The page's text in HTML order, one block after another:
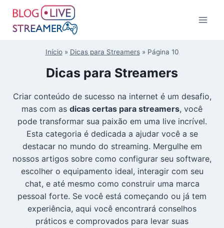
Início» Dicas para Streamers» Página 10
Dicas para Streamers
Criar conteúdo de sucesso na internet é um desafio,
mas com as dicas certas para streamers, você
pode transformar sua paixão em uma live incrível.
Esta categoria é dedicada a ajudar você a se
destacar no mundo do streaming. Mergulhe em
nossos artigos sobre como configurar seu software,
escolher o equipamento ideal, interagir com seu
chat, e até mesmo como construir uma marca
pessoal forte. Se você está começando ou já tem
experiência, aqui você encontrará conselhos
práticos e comprovados para levar suas